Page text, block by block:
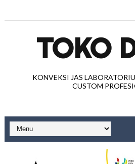
TOKO
KONVEKSI JAS
CUSTOM